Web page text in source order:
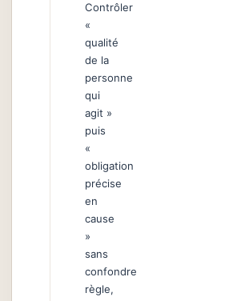
Contrôler
«
qualité
de la
personne
qui
agit »
puis
«
obligation
précise
en
cause
»
sans
confondre
règle,